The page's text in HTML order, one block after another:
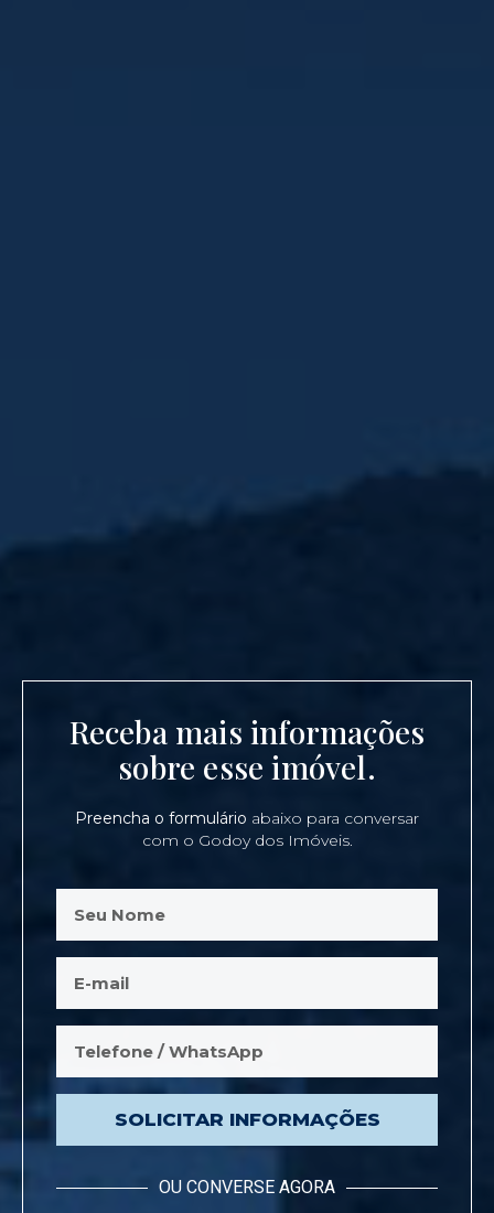
Receba mais informações
sobre esse imóvel.
Preencha o formulário abaixo para conversar
com o Godoy dos Imóveis.
SOLICITAR INFORMAÇÕES
OU CONVERSE AGORA